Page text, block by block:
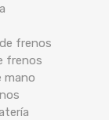
frenos
frenos
mano